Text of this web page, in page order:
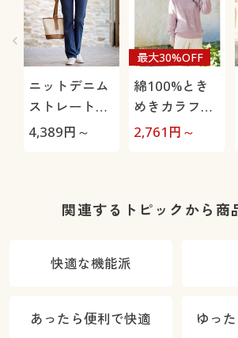
ニットデニム
ストレートパ
ンツ(スマート
わらか・選べ
OK・1年中は
4,389円～
綿100%とき
めきカラフル
ニット
最大30%OFF
2,761 円～
関連するトピックから商
快適な機能派
あったら便利で快適 ゆっ